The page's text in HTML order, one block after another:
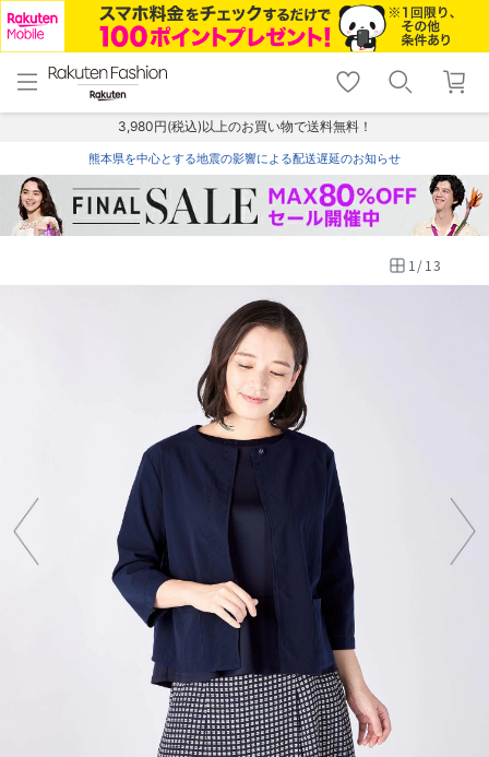
menu home
トップ
shopping_cart lock_outline
ログイン
3,980円(税込)以上のお買い物で送料無料！
熊本県を中心とする地震の影響による配送遅延のお知らせ
1/13